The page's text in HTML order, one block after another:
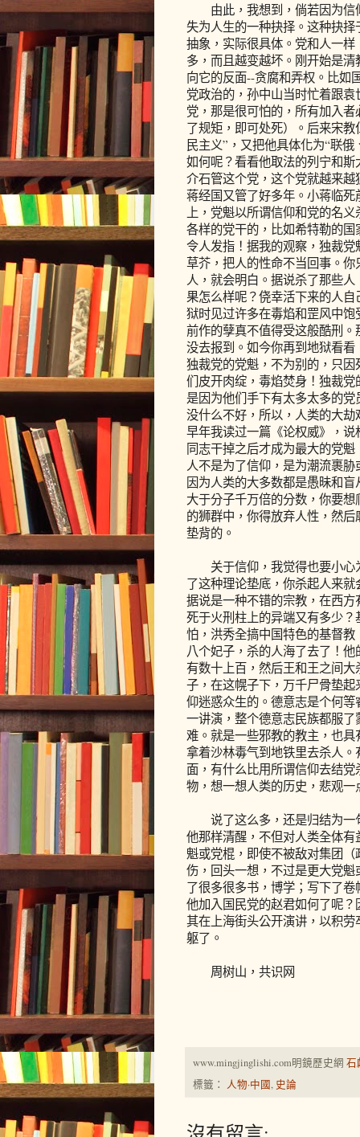
由此，我想到，倘若因为信
失为人生的一种抉择。这种抉
抽象，实际很具体。党和人一
多，而且越变越坏。刚开始是
向它的反面--贪腐和弄权。比如
党政治的，孙中山当时忙着跟
党，那是很可怕的，所有加入
了规矩，即可处死）。后来宋
民主义”，又把他具体化为“联
如何呢？看看他取法的列宁和
介石管这个党，这个党就越来
蒋经国又管了好多年。小蒋临
上，党魁以所谓信仰和党的名
各样的党干的，比如希特勒的
令人发指！据我的观察，独裁
草芥，把人的性命不当回事。
人，就会明白。据说杀了那些
果怎么样呢？侥幸活下来的人
狱时见过许多在毒焰和罡风中
前作的孽真不值得受这般酷刑
没去报到。如今你再到地狱看
独裁党的党魁，不为别的，只
们皮开肉绽，毒焰焚身！独裁
是因为他们手下有太多太多的
没什么不好，所以，人类的大
早年我读过一篇《论权威》，
同志干掉之后才成为最大的党
人不是为了信仰，是为潮流裹
因为人类的大多数都是愚昧和
大于分子千万倍的分数，你要
的狮群中，你得放弃人性，然
垫背的。
关于信仰，我觉得也要小心
了这种理论垫底，你杀起人来
据说是一种不错的宗教，在西
死于火刑柱上的异端又有多少
怕，洪秀全搞中国特色的基督
八个妃子，杀的人海了去了！
有数十上百，然后王和王之间
子，在这幌子下，万千尸骨垫
仰迷惑众生的。德意志是个何
一讲演，整个德意志民族都服
难。就是一些邪教的教主，也
拿着沙林毒气到地铁里去杀人
面，有什么比用所谓信仰去结
物，想一想人类的历史，悲观
说了这么多，还是归结为一
他那样清醒，不但对人类全体
魁或党棍，即使不被敌对集团
伤，回头一想，不过是更大党
了很多很多书，博学；写下了
他加入国民党的赵君如何了呢
其在上海街头公开演讲，以积
躯了。
周树山，共识网
www.mingjinglishi.com明鏡歷史網 石
標籤： 人物·中國, 史論